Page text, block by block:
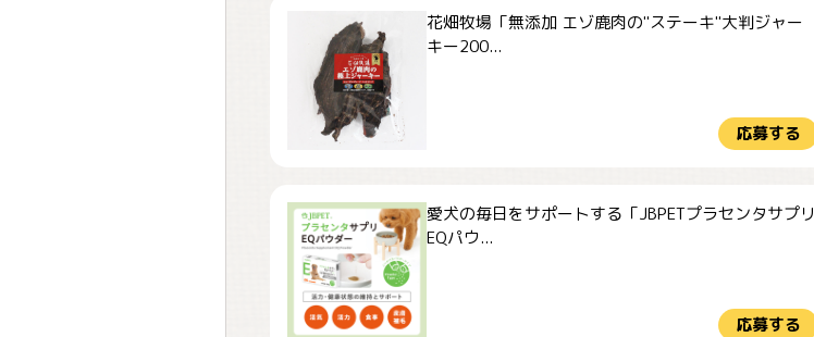
花畑牧場「無添加 エゾ鹿肉の"ステーキ"大判ジャー
キー200...
応募する
愛犬の毎日をサポートする「JBPETプラセンタサプリ
EQパウ...
応募する